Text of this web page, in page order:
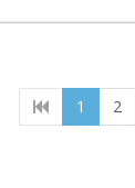
1 (current)
2